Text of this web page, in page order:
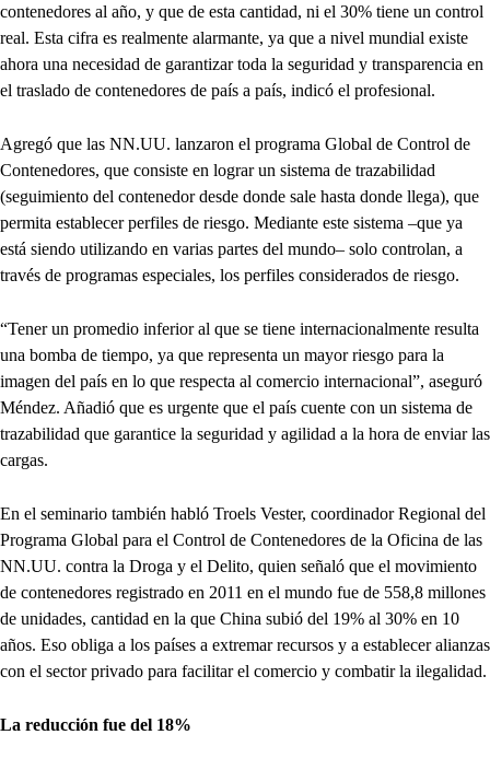
contenedores al año, y que de esta cantidad, ni el 30% tiene un control
real. Esta cifra es realmente alarmante, ya que a nivel mundial existe
ahora una necesidad de garantizar toda la seguridad y transparencia en
el traslado de contenedores de país a país, indicó el profesional.
Agregó que las NN.UU. lanzaron el programa Global de Control de
Contenedores, que consiste en lograr un sistema de trazabilidad
(seguimiento del contenedor desde donde sale hasta donde llega), que
permita establecer perfiles de riesgo. Mediante este sistema –que ya
está siendo utilizando en varias partes del mundo– solo controlan, a
través de programas especiales, los perfiles considerados de riesgo.
“Tener un promedio inferior al que se tiene internacionalmente resulta
una bomba de tiempo, ya que representa un mayor riesgo para la
imagen del país en lo que respecta al comercio internacional”, aseguró
Méndez. Añadió que es urgente que el país cuente con un sistema de
trazabilidad que garantice la seguridad y agilidad a la hora de enviar las
cargas.
En el seminario también habló Troels Vester, coordinador Regional del
Programa Global para el Control de Contenedores de la Oficina de las
NN.UU. contra la Droga y el Delito, quien señaló que el movimiento
de contenedores registrado en 2011 en el mundo fue de 558,8 millones
de unidades, cantidad en la que China subió del 19% al 30% en 10
años. Eso obliga a los países a extremar recursos y a establecer alianzas
con el sector privado para facilitar el comercio y combatir la ilegalidad.
La reducción fue del 18%